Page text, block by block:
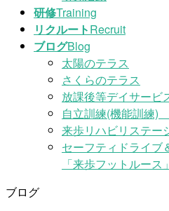
研修Training
リクルートRecruit
ブログBlog
太陽のテラス
さくらのテラス
放課後等デイサー
自立訓練(機能訓練)
来歩リハビリステー
セーフティドライ
「来歩フットルース」
ブログ